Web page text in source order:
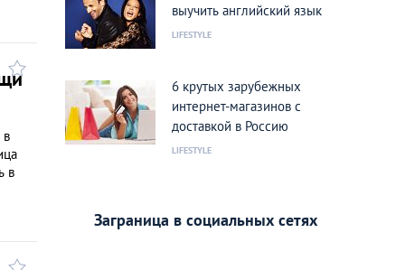
в
в
выучить английский язык
LIFESTYLE
6 крутых зарубежных
интернет-магазинов с
доставкой в Россию
LIFESTYLE
Заграница в социальных сетях